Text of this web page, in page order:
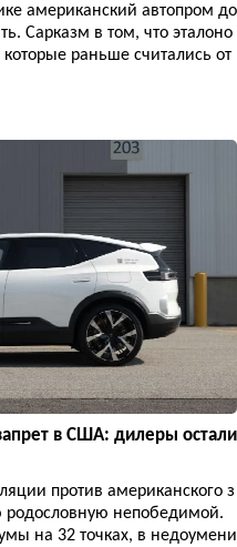
американский автопром до
Сарказм в том, что эталоно
раньше считались от
в США: дилеры остали
против американского з
родословную непобедимой.
на 32 точках, в недоумени